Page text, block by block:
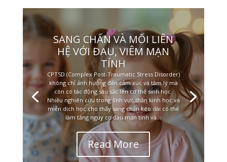
SANG CHẤN VÀ MỐI LIÊN
HỆ VỚI ĐAU, VIÊM MẠN
TÍNH
CPTSD (Complex Post-Traumatic Stress Disorder)
không chỉ ảnh hưởng đến cảm xúc và tâm lý mà
còn có tác động sâu sắc lên cơ thể sinh học.
Nhiều nghiên cứu trong lĩnh vực thần kinh học và
miễn dịch học cho thấy sang chấn kéo dài có thể
làm tăng nguy cơ đau mạn tính và...
Read More